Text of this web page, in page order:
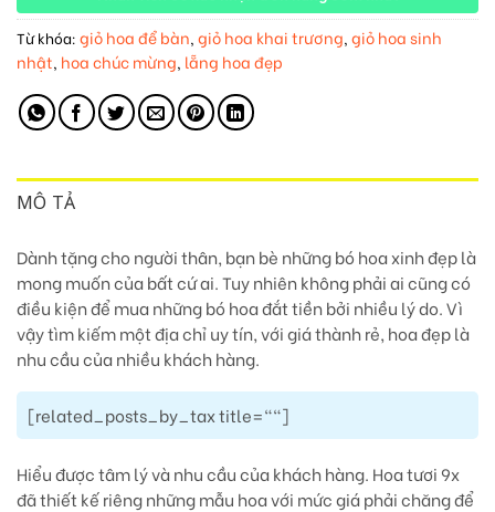
Từ khóa: giỏ hoa để bàn, giỏ hoa khai trương, giỏ hoa sinh
nhật, hoa chúc mừng, lẵng hoa đẹp
MÔ TẢ
Dành tặng cho người thân, bạn bè những bó hoa xinh đẹp là
mong muốn của bất cứ ai. Tuy nhiên không phải ai cũng có
điều kiện để mua những bó hoa đắt tiền bởi nhiều lý do. Vì
vậy tìm kiếm một địa chỉ uy tín, với giá thành rẻ, hoa đẹp là
nhu cầu của nhiều khách hàng.
[related_posts_by_tax title=""]
Hiểu được tâm lý và nhu cầu của khách hàng. Hoa tươi 9x
đã thiết kế riêng những mẫu hoa với mức giá phải chăng để